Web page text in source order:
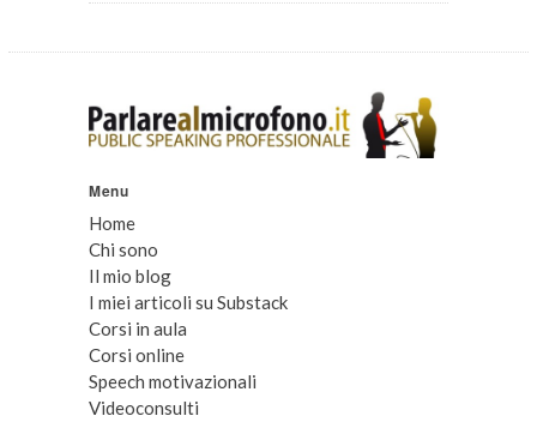
Menu
Home
Chi sono
Il mio blog
I miei articoli su Substack
Corsi in aula
Corsi online
Speech motivazionali
Videoconsulti